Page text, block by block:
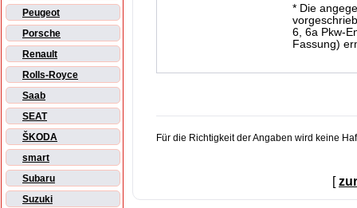
Peugeot
Porsche
Renault
Rolls-Royce
Saab
SEAT
ŠKODA
smart
Subaru
Suzuki
* Die
6, 6a Pkw-
Fassung)
Für die Richtigkeit der Angaben wird keine